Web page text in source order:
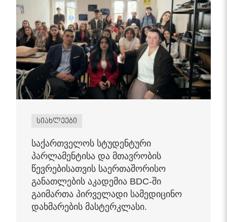
სიახლეები
საქართველოს სტუდენტური
პარლამენტისა და მთავრობის
წევრებისათვის საერთაშორისო
განათლების აკადემია BDC-ში
გაიმართა პირველადი სამედიცინო
დახმარების მასტერკლასი.